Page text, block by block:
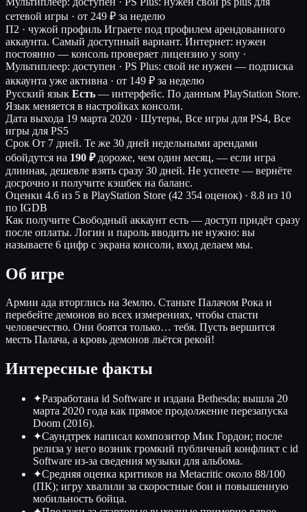
сетевой игры · от 249 ₽ за неделю
П2 · чужой профиль Играете под профилем арендованного
аккаунта. Самый доступный вариант. Интернет: нужен
постоянно — консоль проверяет лицензию у sony ·
Мультиплеер: доступен · PS Plus: свой не нужен — подписка
аккаунта уже активна · от 149 ₽ за неделю
Русский язык Есть — интерфейс. По данным PlayStation Store.
Язык меняется в настройках консоли.
Дата выхода 19 марта 2020 · Шутеры, Все игры для PS4, Все
игры для PS5
Срок От 7 дней. Те же 30 дней недельными арендами
обойдутся на 190 ₽дороже, чем один месяц, — если игра
длинная, дешевле взять сразу 30 дней. Не успеете — вернёте
досрочно и получите кэшбек на баланс.
Оценки 4.6 из 5 в PlayStation Store (42 354 оценок) · 8.8 из 10
по IGDB
Как получите Свободный аккаунт есть — доступ придёт сразу
после оплаты. Логин и пароль вводить не нужно: вы
называете 6 цифр с экрана консоли, вход делаем мы.
Об игре
Армии ада вторглись на Землю. Станьте Палачом Рока и
перебейте демонов во всех измерениях, чтобы спасти
человечество. Они боятся только… тебя. Пусть вершится
месть Палача, а кровь демонов льётся рекой!
Интересные факты
✦Разработана id Software и издана Bethesda; вышла 20
марта 2020 года как прямое продолжение перезапуска
Doom (2016).
✦Саундтрек написал композитор Мик Гордон; после
релиза у него возник громкий публичный конфликт с id
Software из-за сведения музыки для альбома.
✦Средняя оценка критиков на Metacritic около 88/100
(ПК); игру хвалили за скоростные бои и повышенную
мобильность бойца.